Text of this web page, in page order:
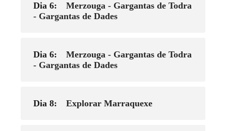
Dia 6:
Merzouga - Gargantas de Todra
- Gargantas de Dades
Dia 6:
Merzouga - Gargantas de Todra
- Gargantas de Dades
Dia 8: Explorar Marraquexe